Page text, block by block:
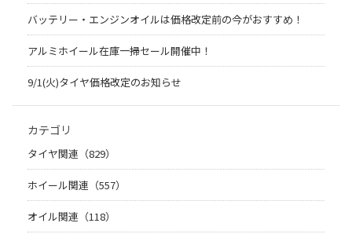
バッテリー・エンジンオイルは価格改定前の今がおすすめ！
アルミホイール在庫一掃セール開催中！
9/1(火)タイヤ価格改定のお知らせ
カテゴリ
タイヤ関連（829）
ホイール関連（557）
オイル関連（118）